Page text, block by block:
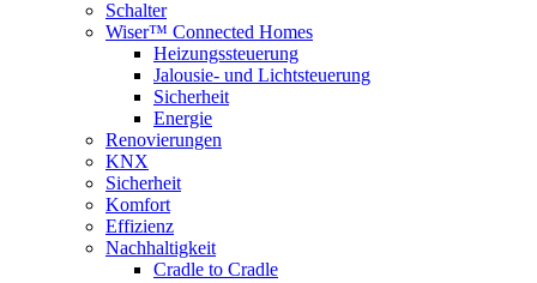
Schalter
Wiser™ Connected Homes
Heizungssteuerung
Jalousie- und Lichtsteuerung
Sicherheit
Energie
Renovierungen
KNX
Sicherheit
Komfort
Effizienz
Nachhaltigkeit
Cradle to Cradle